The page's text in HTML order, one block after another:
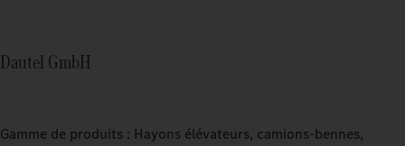
Dautel GmbH
Gamme de produits : Hayons élévateurs, camions-bennes,